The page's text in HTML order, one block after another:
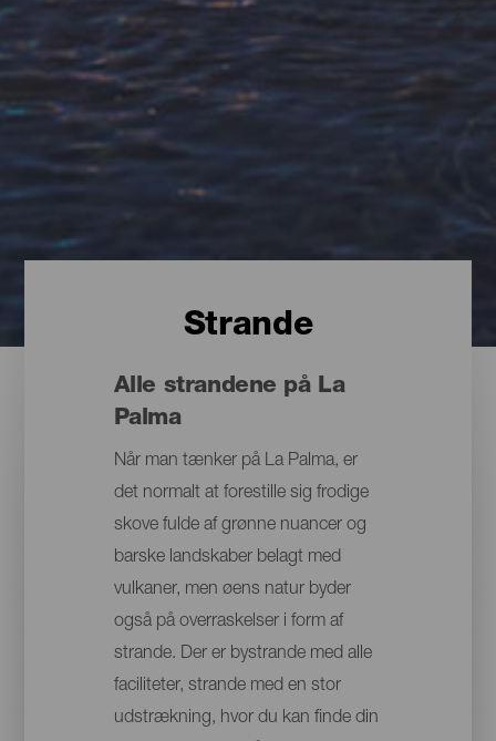
Strande
Alle strandene på La
Palma
Når man tænker på La Palma, er
det normalt at forestille sig frodige
skove fulde af grønne nuancer og
barske landskaber belagt med
vulkaner, men øens natur byder
også på overraskelser i form af
strande. Der er bystrande med alle
faciliteter, strande med en stor
udstrækning, hvor du kan finde din